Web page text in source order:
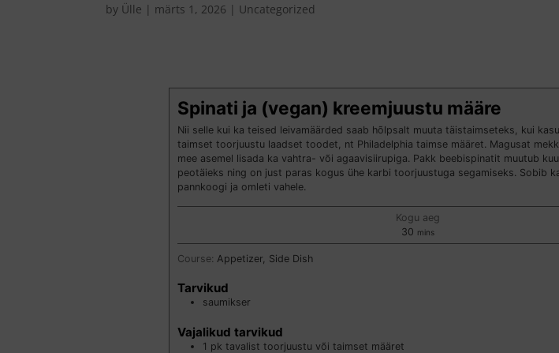
by Ülle | märts 1, 2026 | Uncategorized
Spinati ja (vegan) kreemjuustu määre
Nii selle kui ka teised leivamäärded saab hõlpsalt muuta täistaimseteks, kui
taimset toorjuustu laadset toodet, nt Philadelphia taimse määret. Magusat
mee asemel lisada ka vahtra- või agaavisiirupiga. Pakk beebispinatit muutub
peotäieks ning on just paras kogus ühe karbi toorjuustuga segamiseks. Sobib
pannkoogi ja omleti vahele.
Kogu aeg
30 minutes
mins
Course: Appetizer, Side Dish
Tarvikud
saumikser
Vajalikud tarvikud
1 pk tavalist toorjuustu või taimset määret